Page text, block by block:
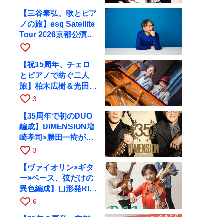
【三谷泰弘、歌とピア
ノの旅】esq Satellite
Tour 2026京都公演を
10月に開催
favorite_border
【祝15周年、チェロ
とピアノで紡ぐ二人
旅】柏木広樹＆光田健
一が11月12日に京都
favorite_border 3
【35周年で初のDUO
編成】DIMENSION増
崎孝司×勝田一樹が10
月11日に京都RAGへ
favorite_border 3
【ヴァイオリン×ギタ
ー×ベース、弦だけの
異色編成】山形発RIM
が初全国ツアーで8月
favorite_border 6